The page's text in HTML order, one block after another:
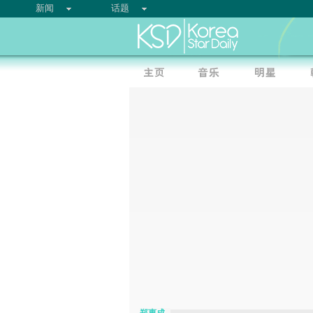
新闻 话题